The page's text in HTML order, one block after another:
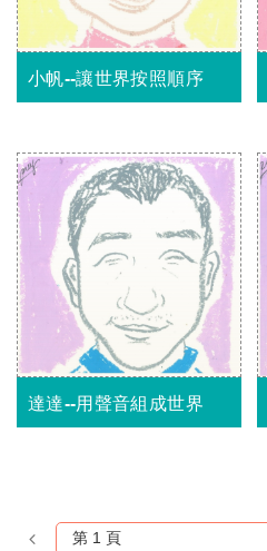
小帆--讓世界按照順序
達達--用聲音組成世界